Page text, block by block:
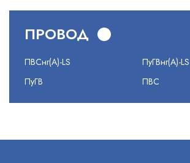
ПРОВОД
ПВСнг(А)-LS
ПуГВ
ПуГВнг(А)-LS
ПВС